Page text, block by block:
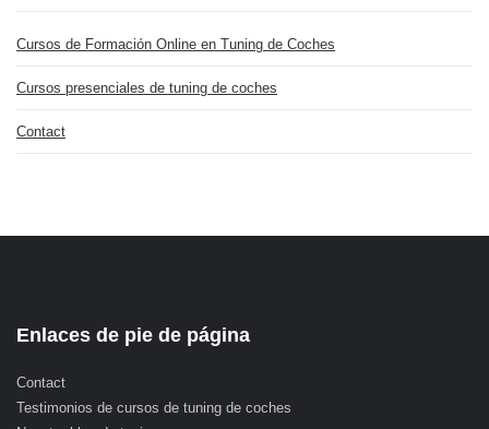
Cursos de Formación Online en Tuning de Coches
Cursos presenciales de tuning de coches
Contact
Enlaces de pie de página
Contact
Testimonios de cursos de tuning de coches